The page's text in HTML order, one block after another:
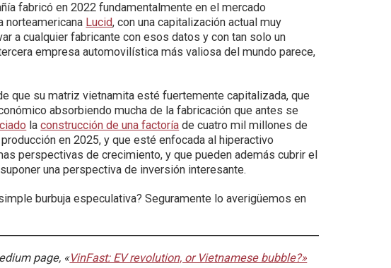
fabricó en 2022 fundamentalmente en el mercado
norteamericana Lucid, con una capitalización actual muy
a cualquier fabricante con esos datos y con tan solo un
empresa automovilística más valiosa del mundo parece,
que su matriz vietnamita esté fuertemente capitalizada, que
absorbiendo mucha de la fabricación que antes se
laconstrucción de una factoría de cuatro mil millones de
en 2025, y que esté enfocada al hiperactivo
perspectivas de crecimiento, y que pueden además cubrir el
una perspectiva de inversión interesante.
burbuja especulativa? Seguramente lo averigüemos en
page, «VinFast: EV revolution, or Vietnamese bubble?»